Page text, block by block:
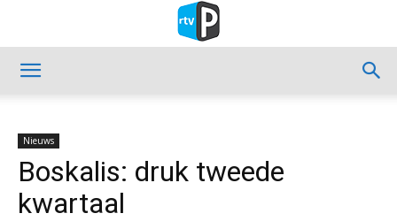
Nieuws
Boskalis: druk tweede
kwartaal